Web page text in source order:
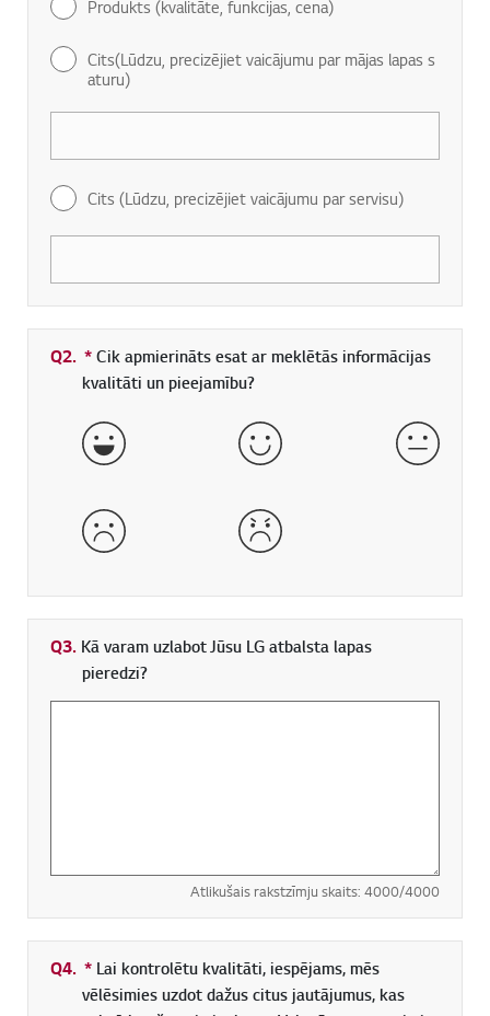
Produkts (kvalitāte, funkcijas, cena)
Cits(Lūdzu, precizējiet vaicājumu par mājas lapas s
aturu)
Cits (Lūdzu, precizējiet vaicājumu par servisu)
Q2. *Obligāti aizpildāms lauks
Cik apmierināts esat ar meklētās informācijas
kvalitāti un pieejamību?
ļoti labi labs normāls
slikts ļoti slikts
Q3. Kā varam uzlabot Jūsu LG atbalsta lapas
pieredzi?
Atlikušais rakstzīmju skaits: 4000/4000
Q4. * Obligāti aizpildāms lauks
Lai kontrolētu kvalitāti, iespējams, mēs
vēlēsimies uzdot dažus citus jautājumus, kas